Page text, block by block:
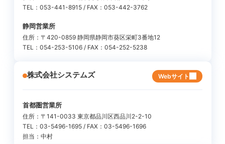
TEL：053-441-8915 / FAX：053-442-3762
静岡営業所
住所：〒420-0859 静岡県静岡市葵区栄町3番地12
TEL：054-253-5106 / FAX：054-252-5238
株式会社システムズ Webサイト
首都圏営業所
住所：〒141-0033 東京都品川区西品川2-2-10
TEL：03-5496-1695 / FAX：03-5496-1696
担当：中村